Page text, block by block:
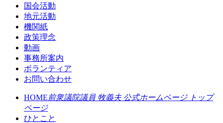
国会活動
地元活動
機関紙
政策理念
動画
事務所案内
ボランティア
お問い合わせ
HOME前衆議院議員 牧義夫 公式ホームページ トップ
ページ
ひとこと